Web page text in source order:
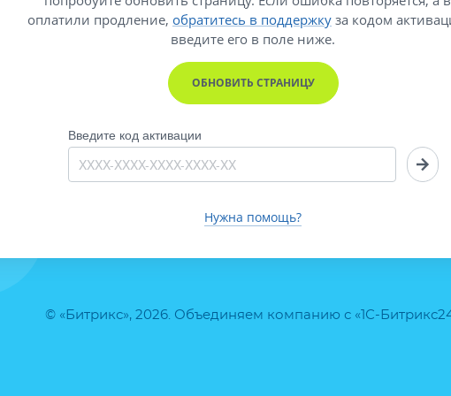
© «Битрикс», 2026. Объединяем компанию с «1С-
оплатили продление, обратитесь в поддержку за кодом
введите его в поле ниже.
ОБНОВИТЬ СТРАНИЦУ
Введите код активации
Нужна помощь?